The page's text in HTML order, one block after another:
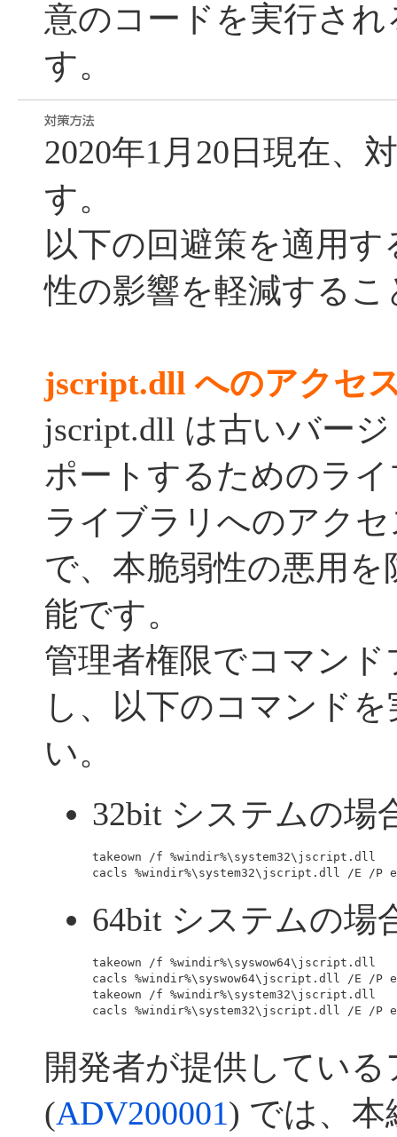
意のコードを実行さ
す。
2020年1月20日現在、
す。
以下の回避策を適用
性の影響を軽減する
jscript.dll へのアクセ
jscript.dll は古いバー
ポートするためのラ
ライブラリへのアク
で、本脆弱性の悪用
能です。
管理者権限でコマン
し、以下のコマンド
い。
32bit システムの場
takeown /f %windir%\system32\jscript.dll
cacls %windir%\system32\jscript.dll /E /P
64bit システムの場
takeown /f %windir%\syswow64\jscript.dll
cacls %windir%\syswow64\jscript.dll /E /P
takeown /f %windir%\system32\jscript.dll
cacls %windir%\system32\jscript.dll /E /P
開発者が提供してい
(ADV200001) では、本